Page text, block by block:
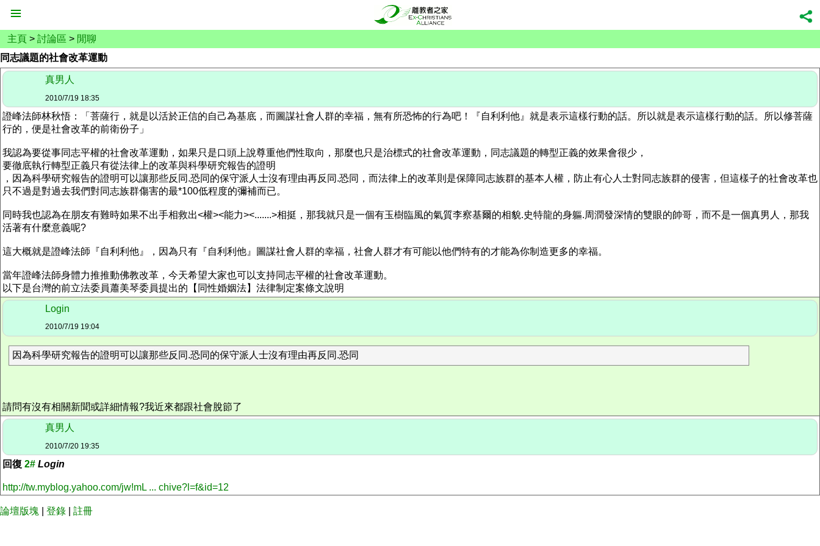
主頁 > 討論區 > 閒聊
同志議題的社會改革運動
真男人
2010/7/19 18:35
證峰法師林秋悟：「菩薩行，就是以活於正信的自己為基底，而圖謀社會人群的幸福，無有所恐怖的行為吧！『自利利他』就是表示這樣行動的話。所以就是表示這樣行動的話。所以修菩薩
行的，便是社會改革的前衛份子」
我認為要從事同志平權的社會改革運動，如果只是口頭上說尊重他們性取向，那麼也只是治標式的社會改革運動，同志議題的轉型正義的效果會很少，
要徹底執行轉型正義只有從法律上的改革與科學研究報告的證明
，因為科學研究報告的證明可以讓那些反同.恐同的保守派人士沒有理由再反同.恐同，而法律上的改革則是保障同志族群的基本人權，防止有心人士對同志族群的侵害，但這樣子的社會改革也
只不過是對過去我們對同志族群傷害的最*100低程度的彌補而已。
同時我也認為在朋友有難時如果不出手相救出<權><能力><.......>相挺，那我就只是一個有玉樹臨風的氣質李察基爾的相貌.史特龍的身軀.周潤發深情的雙眼的帥哥，而不是一個真男人，那我
活著有什麼意義呢?
這大概就是證峰法師『自利利他』，因為只有『自利利他』圖謀社會人群的幸福，社會人群才有可能以他們特有的才能為你制造更多的幸福。
當年證峰法師身體力推推動佛教改革，今天希望大家也可以支持同志平權的社會改革運動。
以下是台灣的前立法委員蕭美琴委員提出的【同性婚姻法】法律制定案條文說明
Login
2010/7/19 19:04
因為科學研究報告的證明可以讓那些反同.恐同的保守派人士沒有理由再反同.恐同
請問有沒有相關新聞或詳細情報?我近來都跟社會脫節了
真男人
2010/7/20 19:35
回復 2# Login
http://tw.myblog.yahoo.com/jw!mL ... chive?l=f&id=12
論壇版塊 登錄 註冊